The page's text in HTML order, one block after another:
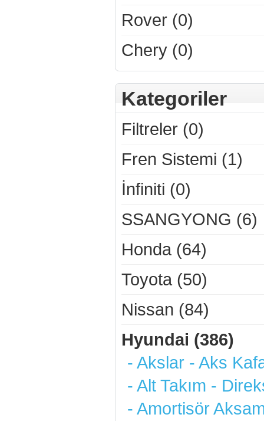
Rover (0)
Chery (0)
Kategoriler
Filtreler (0)
Fren Sistemi (1)
İnfiniti (0)
SSANGYONG (6)
Honda (64)
Toyota (50)
Nissan (84)
Hyundai (386)
- Akslar - Aks
- Alt Takım -
- Amortisör